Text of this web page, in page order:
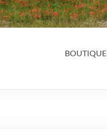
BOUTIQUE